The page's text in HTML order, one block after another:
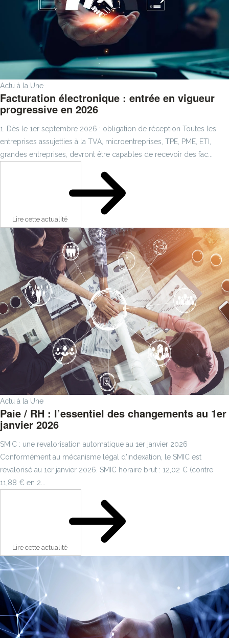
Actu à la Une
Facturation électronique : entrée en vigueur
progressive en 2026
1. Dès le 1er septembre 2026 : obligation de réception Toutes les
entreprises assujetties à la TVA, microentreprises, TPE, PME, ETI,
grandes entreprises, devront être capables de recevoir des fac...
Lire cette actualité
Actu à la Une
Paie / RH : l’essentiel des changements au 1er
janvier 2026
SMIC : une revalorisation automatique au 1er janvier 2026
Conformément au mécanisme légal d’indexation, le SMIC est
revalorisé au 1er janvier 2026. SMIC horaire brut : 12,02 € (contre
11,88 € en 2...
Lire cette actualité